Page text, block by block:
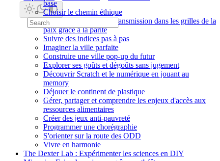
base
Choisir le chemin éthique
Corriger les erreurs de transmission dans les grilles de la
paix grâce à la parité
Suivre des indices pas à pas
Imaginer la ville parfaite
Construire une ville pop-up du futur
Explorer ses goûts et dégoûts sans jugement
Découvrir Scratch et le numérique en jouant au
memory
Déjouer le continent de plastique
Gérer, partager et comprendre les enjeux d'accès aux
ressources alimentaires
Créer des jeux anti-pauvreté
Programmer une chorégraphie
S'orienter sur la route des ODD
Vivre en harmonie
The Dexter Lab : Expérimenter les sciences en DIY